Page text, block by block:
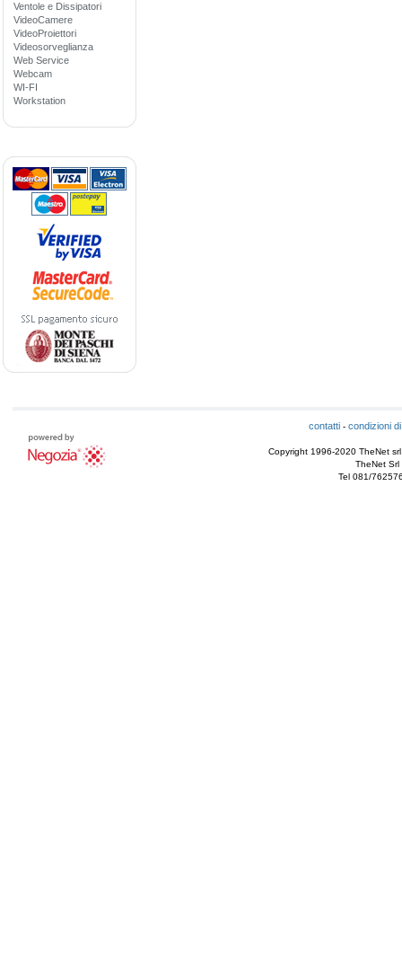
Ventole e Dissipatori
VideoCamere
VideoProiettori
Videosorveglianza
Web Service
Webcam
WI-FI
Workstation
contatti- condizioni
Copyright 1996-2020 TheNet
TheNet Srl
Tel 081/